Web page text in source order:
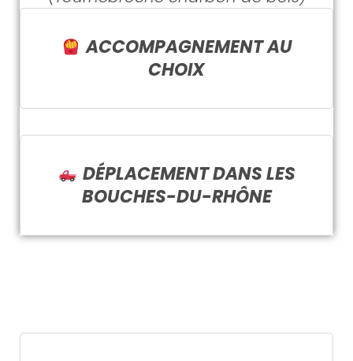
ACCOMPAGNEMENT AU
CHOIX
DÉPLACEMENT DANS LES
BOUCHES-DU-RHÔNE